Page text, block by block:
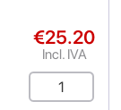
€25.20
Incl. IVA